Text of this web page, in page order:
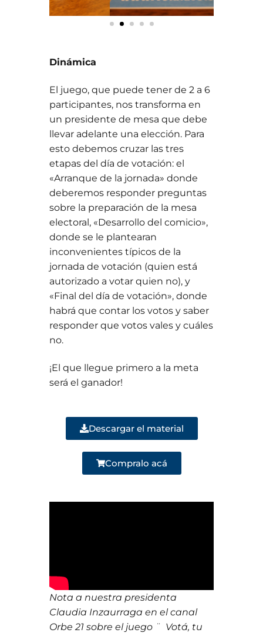
Dinámica
El juego, que puede tener de 2 a 6
participantes, nos transforma en
un presidente de mesa que debe
llevar adelante una elección. Para
esto debemos cruzar las tres
etapas del día de votación: el
«Arranque de la jornada» donde
deberemos responder preguntas
sobre la preparación de la mesa
electoral, «Desarrollo del comicio»,
donde se le plantearan
inconvenientes típicos de la
jornada de votación (quien está
autorizado a votar quien no), y
«Final del día de votación», donde
habrá que contar los votos y saber
responder que votos vales y cuáles
no.
¡El que llegue primero a la meta
será el ganador!
Descargar el material
Compralo acá
Nota a nuestra presidenta
Claudia Inzaurraga en el canal
Orbe 21 sobre el juego ¨ Votá, tu